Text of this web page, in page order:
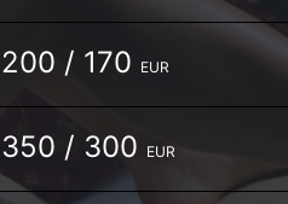
200 / 170 EUR
350 / 300 EUR